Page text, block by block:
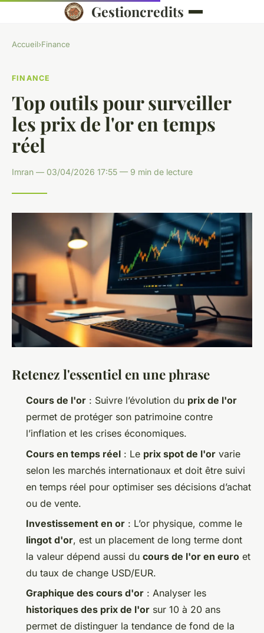
Gestioncredits
Accueil›Finance
FINANCE
Top outils pour surveiller
les prix de l'or en temps
réel
Imran — 03/04/2026 17:55 — 9 min de lecture
Retenez l'essentiel en une phrase
Cours de l'or : Suivre l’évolution du prix de l'or
permet de protéger son patrimoine contre
l’inflation et les crises économiques.
Cours en temps réel : Le prix spot de l'or varie
selon les marchés internationaux et doit être suivi
en temps réel pour optimiser ses décisions d’achat
ou de vente.
Investissement en or : L’or physique, comme le
lingot d'or, est un placement de long terme dont
la valeur dépend aussi du cours de l'or en euro et
du taux de change USD/EUR.
Graphique des cours d'or : Analyser les
historiques des prix de l'or sur 10 à 20 ans
permet de distinguer la tendance de fond de la